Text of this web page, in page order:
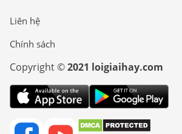
Liên hệ
Chính sách
Copyright ©2021 loigiaihay.com